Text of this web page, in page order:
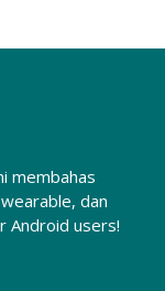
membahas
dan
Android users!